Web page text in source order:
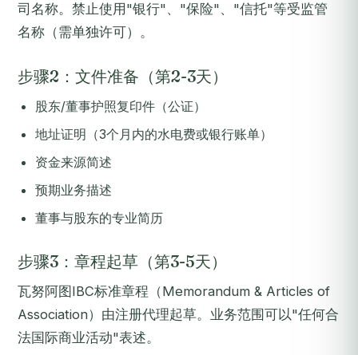
司名称。禁止使用"银行"、"保险"、"信托"等受监管
名称（需单独许可）。
步骤2：文件准备（第2-3天）
股东/董事护照复印件（公证）
地址证明（3个月内的水电费或银行账单）
资金来源简述
预期业务描述
董事与股东的专业简历
步骤3：章程起草（第3-5天）
瓦努阿图IBC标准章程（Memorandum & Articles of
Association）由注册代理起草。业务范围可以"任何合
法国际商业活动"表述。